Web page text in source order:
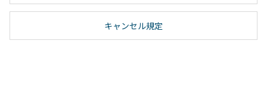
キャンセル規定